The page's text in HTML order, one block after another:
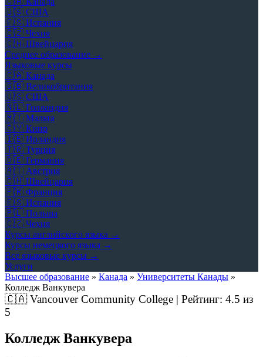
🇺🇸 США
🇪🇸 Испания
🇨🇿 Чехия
🇨🇭 Швейцария
Среднее образование →
Языковые курсы
🇨🇦 Канада
🇬🇧 Великобритания
🇺🇸 США
🇳🇱 Голландия
🇲🇹 Мальта
🇨🇾 Кипр
🇮🇪 Ирландия
🇹🇷 Турция
🇩🇪 Германия
🇦🇹 Австрия
🇨🇭 Швейцария
🇫🇷 Франция
🇪🇸 Испания
🇵🇱 Польша
🇨🇿 Чехия
Курсы английского языка →
Курсы немецкого языка →
Все языковые курсы →
Услуги
Высшее образование » Канада » Университеты Канады »
Колледж Ванкувера
🇨🇦Vancouver Community College | Рейтинг: 4.5 из
5
Колледж Ванкувера